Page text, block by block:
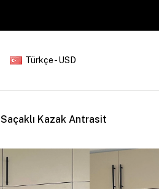
Türkçe - USD
Saçaklı Kazak Antrasit